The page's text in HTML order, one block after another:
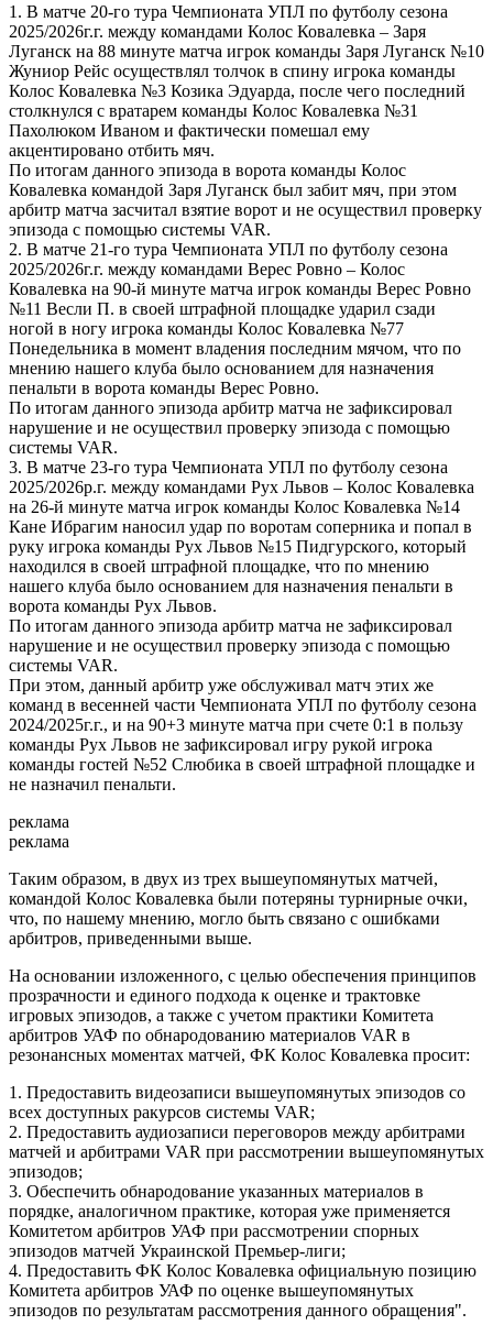
1. В матче 20-го тура Чемпионата УПЛ по футболу сезона
2025/2026г.г. между командами Колос Ковалевка – Заря
Луганск на 88 минуте матча игрок команды Заря Луганск №10
Жуниор Рейс осуществлял толчок в спину игрока команды
Колос Ковалевка №3 Козика Эдуарда, после чего последний
столкнулся с вратарем команды Колос Ковалевка №31
Пахолюком Иваном и фактически помешал ему
акцентировано отбить мяч.
По итогам данного эпизода в ворота команды Колос
Ковалевка командой Заря Луганск был забит мяч, при этом
арбитр матча засчитал взятие ворот и не осуществил проверку
эпизода с помощью системы VAR.
2. В матче 21-го тура Чемпионата УПЛ по футболу сезона
2025/2026г.г. между командами Верес Ровно – Колос
Ковалевка на 90-й минуте матча игрок команды Верес Ровно
№11 Весли П. в своей штрафной площадке ударил сзади
ногой в ногу игрока команды Колос Ковалевка №77
Понедельника в момент владения последним мячом, что по
мнению нашего клуба было основанием для назначения
пенальти в ворота команды Верес Ровно.
По итогам данного эпизода арбитр матча не зафиксировал
нарушение и не осуществил проверку эпизода с помощью
системы VAR.
3. В матче 23-го тура Чемпионата УПЛ по футболу сезона
2025/2026р.г. между командами Рух Львов – Колос Ковалевка
на 26-й минуте матча игрок команды Колос Ковалевка №14
Кане Ибрагим наносил удар по воротам соперника и попал в
руку игрока команды Рух Львов №15 Пидгурского, который
находился в своей штрафной площадке, что по мнению
нашего клуба было основанием для назначения пенальти в
ворота команды Рух Львов.
По итогам данного эпизода арбитр матча не зафиксировал
нарушение и не осуществил проверку эпизода с помощью
системы VAR.
При этом, данный арбитр уже обслуживал матч этих же
команд в весенней части Чемпионата УПЛ по футболу сезона
2024/2025г.г., и на 90+3 минуте матча при счете 0:1 в пользу
команды Рух Львов не зафиксировал игру рукой игрока
команды гостей №52 Слюбика в своей штрафной площадке и
не назначил пенальти.
реклама
реклама
Таким образом, в двух из трех вышеупомянутых матчей,
командой Колос Ковалевка были потеряны турнирные очки,
что, по нашему мнению, могло быть связано с ошибками
арбитров, приведенными выше.
На основании изложенного, с целью обеспечения принципов
прозрачности и единого подхода к оценке и трактовке
игровых эпизодов, а также с учетом практики Комитета
арбитров УАФ по обнародованию материалов VAR в
резонансных моментах матчей, ФК Колос Ковалевка просит:
1. Предоставить видеозаписи вышеупомянутых эпизодов со
всех доступных ракурсов системы VAR;
2. Предоставить аудиозаписи переговоров между арбитрами
матчей и арбитрами VAR при рассмотрении вышеупомянутых
эпизодов;
3. Обеспечить обнародование указанных материалов в
порядке, аналогичном практике, которая уже применяется
Комитетом арбитров УАФ при рассмотрении спорных
эпизодов матчей Украинской Премьер-лиги;
4. Предоставить ФК Колос Ковалевка официальную позицию
Комитета арбитров УАФ по оценке вышеупомянутых
эпизодов по результатам рассмотрения данного обращения".